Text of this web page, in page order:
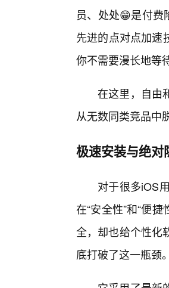
员、处处😁是付费
先进的点对点加速
你不需要漫长地等
在这里，自由
从无数同类竞品中
极速安装与绝对
对于很多iOS
在“安全性”和“便
全，却也给个性化
底打破了这一瓶颈。